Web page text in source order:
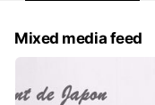
Mixed media feed